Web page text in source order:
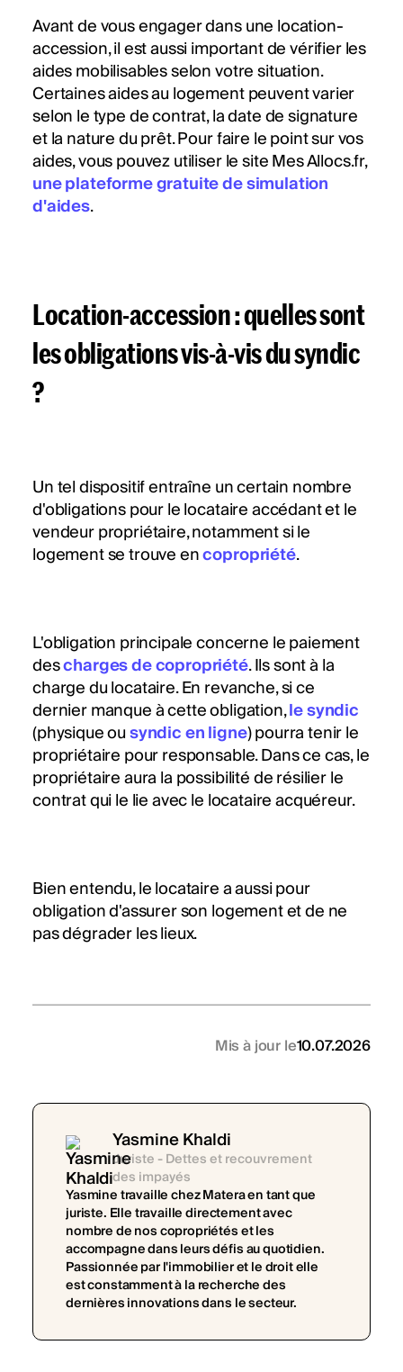
Avant de vous engager dans une location-
accession, il est aussi important de vérifier les
aides mobilisables selon votre situation.
Certaines aides au logement peuvent varier
selon le type de contrat, la date de signature
et la nature du prêt. Pour faire le point sur vos
aides, vous pouvez utiliser le site Mes Allocs.fr,
une plateforme gratuite de simulation
d'aides.
Location-accession : quelles sont
les obligations vis-à-vis du syndic
?
Un tel dispositif entraîne un certain nombre
d'obligations pour le locataire accédant et le
vendeur propriétaire, notamment si le
logement se trouve encopropriété.
L'obligation principale concerne le paiement
descharges de copropriété. Ils sont à la
charge du locataire. En revanche, si ce
dernier manque à cette obligation,le syndic
(physique ousyndic en ligne) pourra tenir le
propriétaire pour responsable. Dans ce cas, le
propriétaire aura la possibilité de résilier le
contrat qui le lie avec le locataire acquéreur.
Bien entendu, le locataire a aussi pour
obligation d'assurer son logement et de ne
pas dégrader les lieux.
Mis à jour le10.07.2026
Yasmine Khaldi
Juriste - Dettes et recouvrement
des impayés
Yasmine travaille chez Matera en tant que
juriste. Elle travaille directement avec
nombre de nos copropriétés et les
accompagne dans leurs défis au quotidien.
Passionnée par l'immobilier et le droit elle
est constamment à la recherche des
dernières innovations dans le secteur.